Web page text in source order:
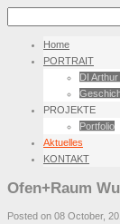
Home
PORTRAIT
DI
PROJEKTE
Portfolio
Aktuelles
KONTAKT
Ofen+Raum
Posted on 08 October,